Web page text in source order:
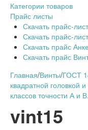
Категории товаров
Прайс листы
Скачать прайс-
Скачать прайс-
Скачать прайс
Скачать прайс
Главная/Винты/ГОСТ
квадратной головкой
классов точности А и В.
vint15